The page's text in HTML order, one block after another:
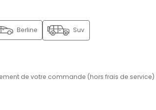
Berline Suv
de votre commande (hors frais de service)